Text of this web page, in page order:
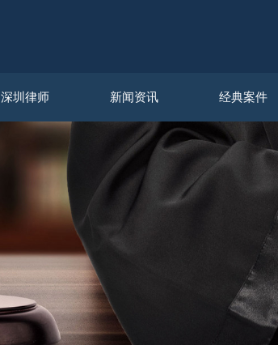
深圳律师 新闻资讯 经典案件